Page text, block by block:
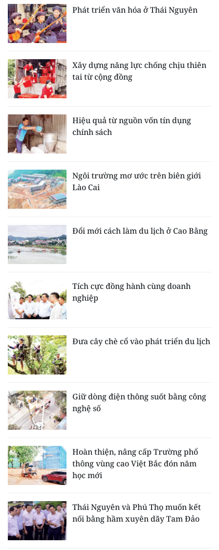
Phát triển văn hóa ở Thái Nguyên
Xây dựng năng lực chống chịu thiên
tai từ cộng đồng
Hiệu quả từ nguồn vốn tín dụng
chính sách
Ngôi trường mơ ước trên biên giới
Lào Cai
Đổi mới cách làm du lịch ở Cao Bằng
Tích cực đồng hành cùng doanh
nghiệp
Đưa cây chè cổ vào phát triển du lịch
Giữ dòng điện thông suốt bằng công
nghệ số
Hoàn thiện, nâng cấp Trường phổ
thông vùng cao Việt Bắc đón năm
học mới
Thái Nguyên và Phú Thọ muốn kết
nối bằng hầm xuyên dãy Tam Đảo